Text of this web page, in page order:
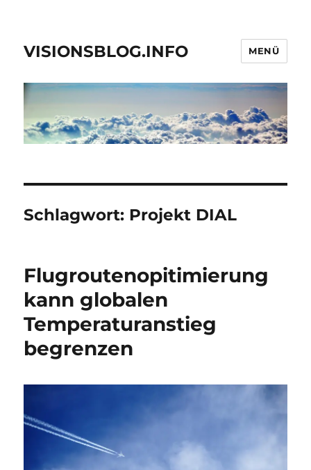
VISIONSBLOG.INFO MENÜ
Schlagwort: Projekt DIAL
Flugroutenopitimierung
kann globalen
Temperaturanstieg
begrenzen